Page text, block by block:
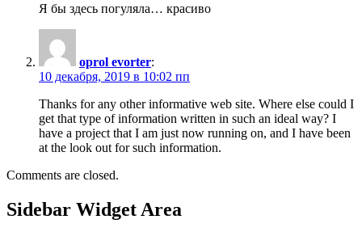
Я бы здесь погуляла… красиво
oprol evorter:
10 декабря, 2019 в 10:02 пп
Thanks for any other informative web site. Where else could I
get that type of information written in such an ideal way? I
have a project that I am just now running on, and I have been
at the look out for such information.
Comments are closed.
Sidebar Widget Area